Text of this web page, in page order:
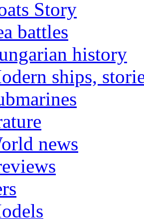
Story
battles
history
ships,
news